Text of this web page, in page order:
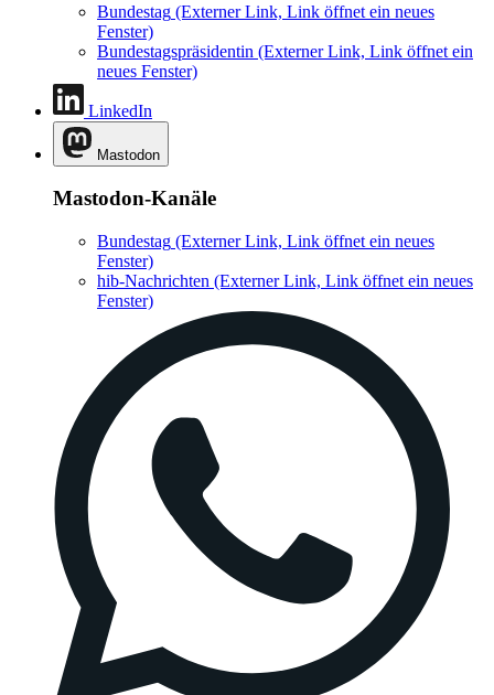
Bundestag (Externer Link, Link öffnet ein neues
Fenster)
Bundestagspräsidentin (Externer Link, Link öffnet ein
neues Fenster)
LinkedIn
Mastodon
Mastodon-Kanäle
Bundestag (Externer Link, Link öffnet ein neues
Fenster)
hib-Nachrichten (Externer Link, Link öffnet ein neues
Fenster)